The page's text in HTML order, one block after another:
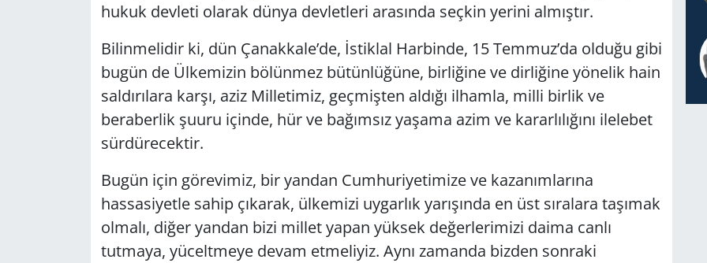
hukuk devleti olarak dünya devletleri arasında seçkin yerini almıştır.
Bilinmelidir ki, dün Çanakkale’de, İstiklal Harbinde, 15 Temmuz’da olduğu gibi
bugün de Ülkemizin bölünmez bütünlüğüne, birliğine ve dirliğine yönelik hain
saldırılara karşı, aziz Milletimiz, geçmişten aldığı ilhamla, milli birlik ve
beraberlik şuuru içinde, hür ve bağımsız yaşama azim ve kararlılığını ilelebet
sürdürecektir.
Bugün için görevimiz, bir yandan Cumhuriyetimize ve kazanımlarına
hassasiyetle sahip çıkarak, ülkemizi uygarlık yarışında en üst sıralara taşımak
olmalı, diğer yandan bizi millet yapan yüksek değerlerimizi daima canlı
tutmaya, yüceltmeye devam etmeliyiz. Aynı zamanda bizden sonraki